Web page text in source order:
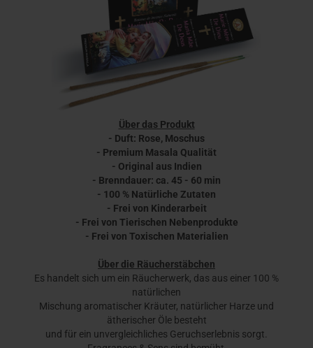
Über das Produkt
- Duft: Rose, Moschus
- Premium Masala Qualität
- Original aus Indien
- Brenndauer: ca. 45 - 60 min
- 100 % Natürliche Zutaten
- Frei von Kinderarbeit
- Frei von Tierischen Nebenprodukte
- Frei von Toxischen Materialien
Über die Räucherstäbchen
Es handelt sich um ein Räucherwerk, das aus einer 100 %
natürlichen
Mischung aromatischer Kräuter, natürlicher Harze und
ätherischer Öle besteht
und für ein unvergleichliches Geruchserlebnis sorgt.